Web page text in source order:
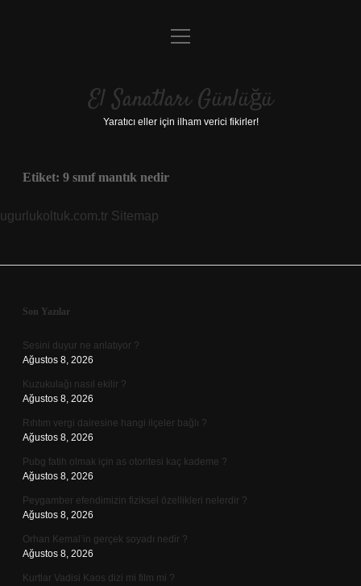
Anasayfa
Yasal Uyarı
menüyü
El Sanatları Günlüğü
Yaratıcı eller için ilham verici fikirler!
Etiket: 9 sınıf mantık nedir
ugurlukoltuk.com.tr Sitemap
Sidebar
Son Yazılar
Sesini duyur ne anlatıyor ?
Ağustos 8, 2026
Kuzukulağı nasıl ekilir ?
Ağustos 8, 2026
Rıhtım vergi dairesine hangi ilçeler bağlı ?
Ağustos 8, 2026
Pubg fatih olmak için as otoritesi kaç kademe ?
Ağustos 8, 2026
Peygamber efendimizin fiziksel özellikleri nelerdir ?
Ağustos 8, 2026
Orhan Kemal’in gerçek soyadı nedir ?
Ağustos 8, 2026
Kurtlar Vadisi Kaos dizi mi film mi ?